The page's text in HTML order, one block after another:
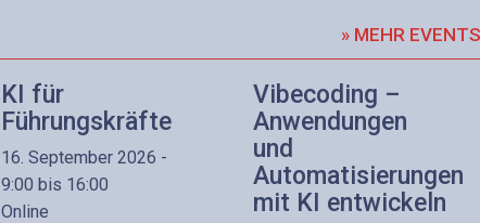
» MEHR EVENTS
KI für
Führungskräfte
16. September 2026 -
9:00 bis 16:00
Online
Vibecoding –
Anwendungen
und
Automatisierungen
mit KI entwickeln